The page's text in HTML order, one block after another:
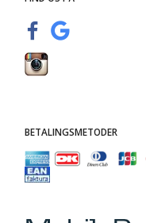
BETALINGSMETODER